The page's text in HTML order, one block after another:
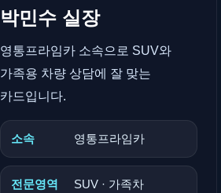
박민수 실장
영통프라임카 소속으로 SUV와
가족용 차량 상담에 잘 맞는
카드입니다.
소속 영통프라임카
전문영역 SUV · 가족차